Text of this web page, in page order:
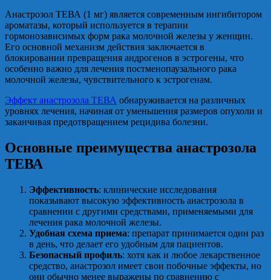
Анастрозол ТЕВА (1 мг) является современным ингибитором
ароматазы, который используется в терапии
гормонозависимых форм рака молочной железы у женщин.
Его основной механизм действия заключается в
блокировании превращения андрогенов в эстрогены, что
особенно важно для лечения постменопаузального рака
молочной железы, чувствительного к эстрогенам.
Эффект анастрозола ТЕВА обнаруживается на различных
уровнях лечения, начиная от уменьшения размеров опухоли и
заканчивая предотвращением рецидива болезни.
Основные преимущества анастрозола
ТЕВА
Эффективность: клинические исследования
показывают высокую эффективность анастрозола в
сравнении с другими средствами, применяемыми для
лечения рака молочной железы.
Удобная схема приема: препарат принимается один раз
в день, что делает его удобным для пациентов.
Безопасный профиль: хотя как и любое лекарственное
средство, анастрозол имеет свои побочные эффекты, но
они обычно менее выражены по сравнению с